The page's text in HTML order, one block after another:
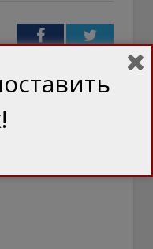
FacebookTwitter